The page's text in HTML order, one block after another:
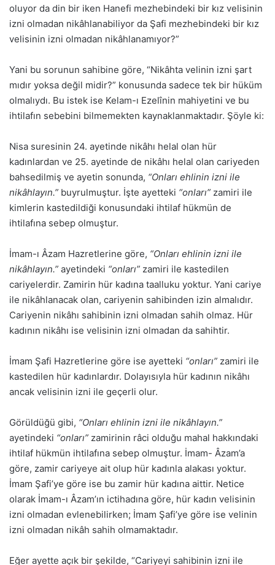
oluyor da din bir iken Hanefi mezhebindeki bir kız velisinin
izni olmadan nikâhlanabiliyor da Şafi mezhebindeki bir kız
velisinin izni olmadan nikâhlanamıyor?”
Yani bu sorunun sahibine göre, “Nikâhta velinin izni şart
mıdır yoksa değil midir?” konusunda sadece tek bir hüküm
olmalıydı. Bu istek ise Kelam-ı Ezelînin mahiyetini ve bu
ihtilafın sebebini bilmemekten kaynaklanmaktadır. Şöyle ki:
Nisa suresinin 24. ayetinde nikâhı helal olan hür
kadınlardan ve 25. ayetinde de nikâhı helal olan cariyeden
bahsedilmiş ve ayetin sonunda, “Onları ehlinin izni ile
nikâhlayın.” buyrulmuştur. İşte ayetteki “onları” zamiri ile
kimlerin kastedildiği konusundaki ihtilaf hükmün de
ihtilafına sebep olmuştur.
İmam-ı Âzam Hazretlerine göre, “Onları ehlinin izni ile
nikâhlayın.” ayetindeki “onları” zamiri ile kastedilen
cariyelerdir. Zamirin hür kadına taalluku yoktur. Yani cariye
ile nikâhlanacak olan, cariyenin sahibinden izin almalıdır.
Cariyenin nikâhı sahibinin izni olmadan sahih olmaz. Hür
kadının nikâhı ise velisinin izni olmadan da sahihtir.
İmam Şafi Hazretlerine göre ise ayetteki “onları” zamiri ile
kastedilen hür kadınlardır. Dolayısıyla hür kadının nikâhı
ancak velisinin izni ile geçerli olur.
Görüldüğü gibi, “Onları ehlinin izni ile nikâhlayın.”
ayetindeki “onları” zamirinin râci olduğu mahal hakkındaki
ihtilaf hükmün ihtilafına sebep olmuştur. İmam- Âzam’a
göre, zamir cariyeye ait olup hür kadınla alakası yoktur.
İmam Şafi’ye göre ise bu zamir hür kadına aittir. Netice
olarak İmam-ı Âzam’ın ictihadına göre, hür kadın velisinin
izni olmadan evlenebilirken; İmam Şafi’ye göre ise velinin
izni olmadan nikâh sahih olmamaktadır.
Eğer ayette açık bir şekilde, “Cariyeyi sahibinin izni ile